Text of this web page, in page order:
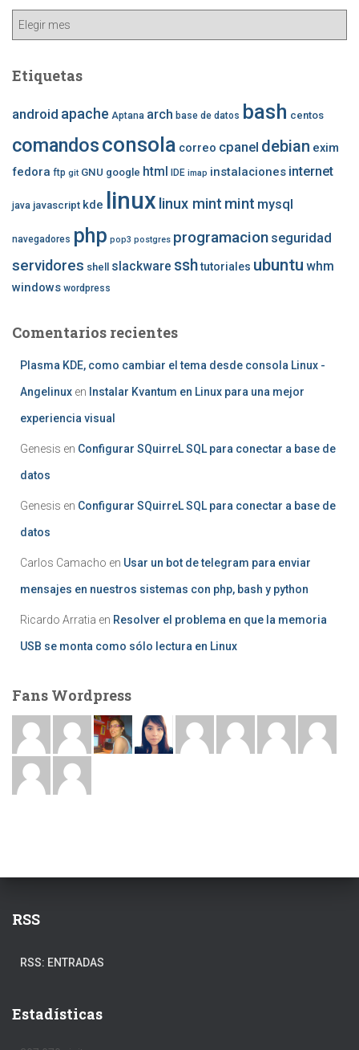
Archivo
Etiquetas
android apache Aptana arch base de datos bash centos
comandosconsola correo cpanel debian exim
fedora ftp git GNU google html IDE imap instalaciones internet
java javascript kde linux linux mint mint mysql
navegadores php pop3 postgres programacion seguridad
servidores shell slackware sshtutoriales ubuntu whm
windows wordpress
Comentarios recientes
Plasma KDE, como cambiar el tema desde consola Linux -
Angelinux en Instalar Kvantum en Linux para una mejor
experiencia visual
Genesis en Configurar SQuirreL SQL para conectar a base de
datos
Genesis en Configurar SQuirreL SQL para conectar a base de
datos
Carlos Camacho en Usar un bot de telegram para enviar
mensajes en nuestros sistemas con php, bash y python
Ricardo Arratia en Resolver el problema en que la memoria
USB se monta como sólo lectura en Linux
Fans Wordpress
RSS
RSS: ENTRADAS
Estadísticas